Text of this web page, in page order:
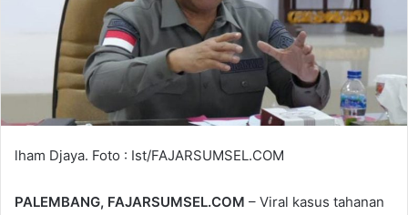
lham Djaya. Foto : Ist/FAJARSUMSEL.COM
PALEMBANG, FAJARSUMSEL.COM – Viral kasus tahanan